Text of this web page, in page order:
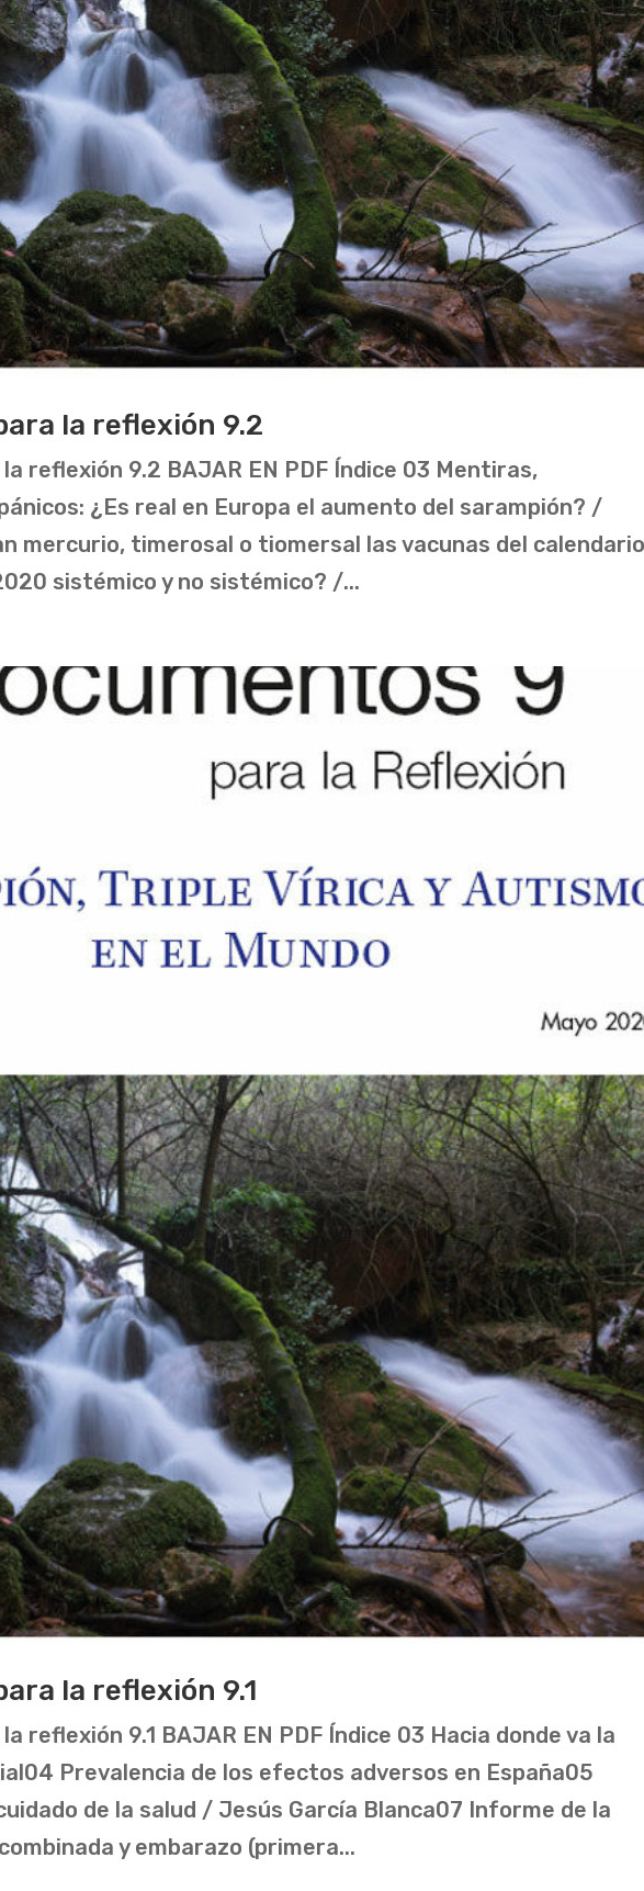
la reflexión 9.2
reflexión 9.2 BAJAR EN PDF Índice 03 Mentiras,
¿Es real en Europa el aumento del sarampión? /
mercurio, timerosal o tiomersal las vacunas del
sistémico y no sistémico? /...
la reflexión 9.1
reflexión 9.1 BAJAR EN PDF Índice 03 Hacia donde va la
Prevalencia de los efectos adversos en España05
de la salud / Jesús García Blanca07 Informe de la
y embarazo (primera...